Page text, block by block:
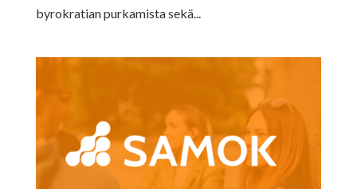
byrokratian purkamista sekä...